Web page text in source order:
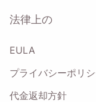
法律上の
EULA
プライバシーポリ
代金返却方針